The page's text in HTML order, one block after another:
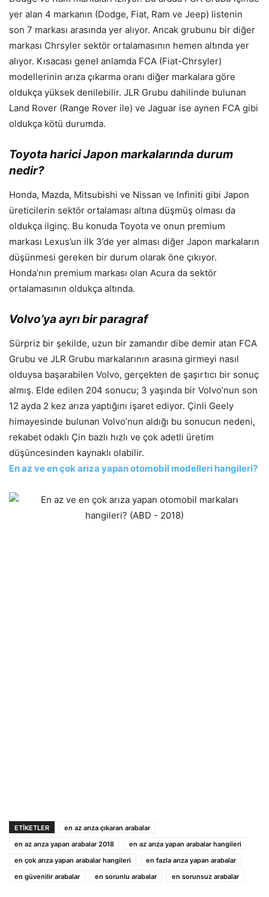
yer alan 4 markanın (Dodge, Fiat, Ram ve Jeep) listenin
son 7 markası arasında yer alıyor. Ancak grubunu bir diğer
markası Chrsyler sektör ortalamasının hemen altında yer
alıyor. Kısacası genel anlamda FCA (Fiat-Chrsyler)
modellerinin arıza çıkarma oranı diğer markalara göre
oldukça yüksek denilebilir. JLR Grubu dahilinde bulunan
Land Rover (Range Rover ile) ve Jaguar ise aynen FCA gibi
oldukça kötü durumda.
Toyota harici Japon markalarında durum
nedir?
Honda, Mazda, Mitsubishi ve Nissan ve Infiniti gibi Japon
üreticilerin sektör ortalaması altına düşmüş olması da
oldukça ilginç. Bu konuda Toyota ve onun premium
markası Lexus’un ilk 3’de yer alması diğer Japon markaların
düşünmesi gereken bir durum olarak öne çıkıyor.
Honda’nın premium markası olan Acura da sektör
ortalamasının oldukça altında.
Volvo’ya ayrı bir paragraf
Sürpriz bir şekilde, uzun bir zamandır dibe demir atan FCA
Grubu ve JLR Grubu markalarının arasına girmeyi nasıl
olduysa başarabilen Volvo, gerçekten de şaşırtıcı bir sonuç
almış. Elde edilen 204 sonucu; 3 yaşında bir Volvo’nun son
12 ayda 2 kez arıza yaptığını işaret ediyor. Çinli Geely
himayesinde bulunan Volvo’nun aldığı bu sonucun nedeni,
rekabet odaklı Çin bazlı hızlı ve çok adetli üretim
düşüncesinden kaynaklı olabilir.
En az ve en çok arıza yapan otomobil modelleri hangileri?
ETIKETLER
en az arıza çıkaran arabalar
en az arıza yapan arabalar 2018
en az arıza yapan arabalar hangileri
en çok arıza yapan arabalar hangileri
en fazla arıza yapan arabalar
en güvenilir arabalar
en sorunlu arabalar en sorunsuz arabalar